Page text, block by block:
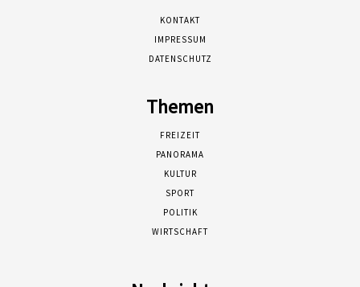
KONTAKT
IMPRESSUM
DATENSCHUTZ
Themen
FREIZEIT
PANORAMA
KULTUR
SPORT
POLITIK
WIRTSCHAFT